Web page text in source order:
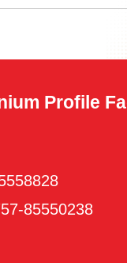
Profile
85550238